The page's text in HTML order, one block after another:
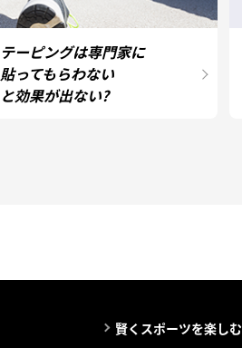
テーピングは専門家に
貼ってもらわない
と効果が出ない?
賢くスポーツを楽しむ